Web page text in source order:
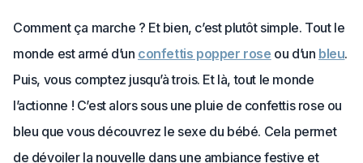
Comment ça marche ? Et bien, c’est plutôt simple. Tout le
monde est armé d’un confettis popper rose ou d’un bleu.
Puis, vous comptez jusqu’à trois. Et là, tout le monde
l’actionne ! C’est alors sous une pluie de confettis rose ou
bleu que vous découvrez le sexe du bébé. Cela permet
de dévoiler la nouvelle dans une ambiance festive et